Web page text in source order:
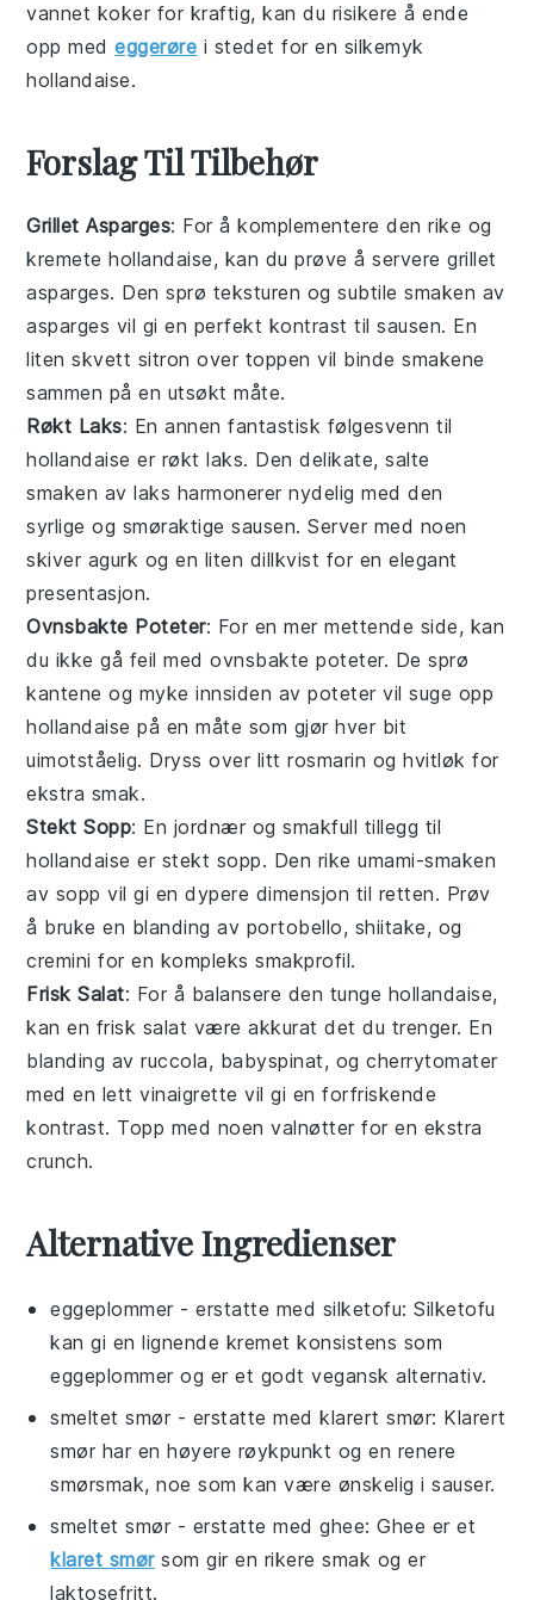
vannet koker for kraftig, kan du risikere å ende
opp medeggerøre i stedet for en silkemyk
hollandaise.
Forslag Til Tilbehør
Grillet Asparges: For å komplementere den rike og
kremetehollandaise, kan du prøve å serveregrillet
asparges. Den sprø teksturen og subtile smaken av
asparges vil gi en perfekt kontrast til sausen. En
liten skvett sitron over toppen vil binde smakene
sammen på en utsøkt måte.
Røkt Laks: En annen fantastisk følgesvenn til
hollandaise er røkt laks. Den delikate, salte
smaken avlaks harmonerer nydelig med den
syrlige og smøraktige sausen. Server med noen
skiver agurk og en liten dillkvist for en elegant
presentasjon.
Ovnsbakte Poteter: For en mer mettende side, kan
du ikke gå feil medovnsbakte poteter. De sprø
kantene og myke innsiden avpoteter vil suge opp
hollandaise på en måte som gjør hver bit
uimotståelig. Dryss over littrosmarin oghvitløk for
ekstra smak.
Stekt Sopp: En jordnær og smakfull tillegg til
hollandaise er stekt sopp. Den rike umami-smaken
av sopp vil gi en dypere dimensjon til retten. Prøv
å bruke en blanding av portobello, shiitake, og
cremini for en kompleks smakprofil.
Frisk Salat: For å balansere den tunge hollandaise,
kan en frisk salat være akkurat det du trenger. En
blanding avruccola, babyspinat, ogcherrytomater
med en lettvinaigrette vil gi en forfriskende
kontrast. Topp med noenvalnøtter for en ekstra
crunch.
Alternative Ingredienser
eggeplommer - erstatte med silketofu: Silketofu
kan gi en lignende kremet konsistens som
eggeplommer og er et godt vegansk alternativ.
smeltet smør - erstatte medklarert smør: Klarert
smør har en høyere røykpunkt og en renere
smørsmak, noe som kan være ønskelig i sauser.
smeltet smør - erstatte medghee: Ghee er et
klaret smørsom gir en rikere smak og er
laktosefritt.